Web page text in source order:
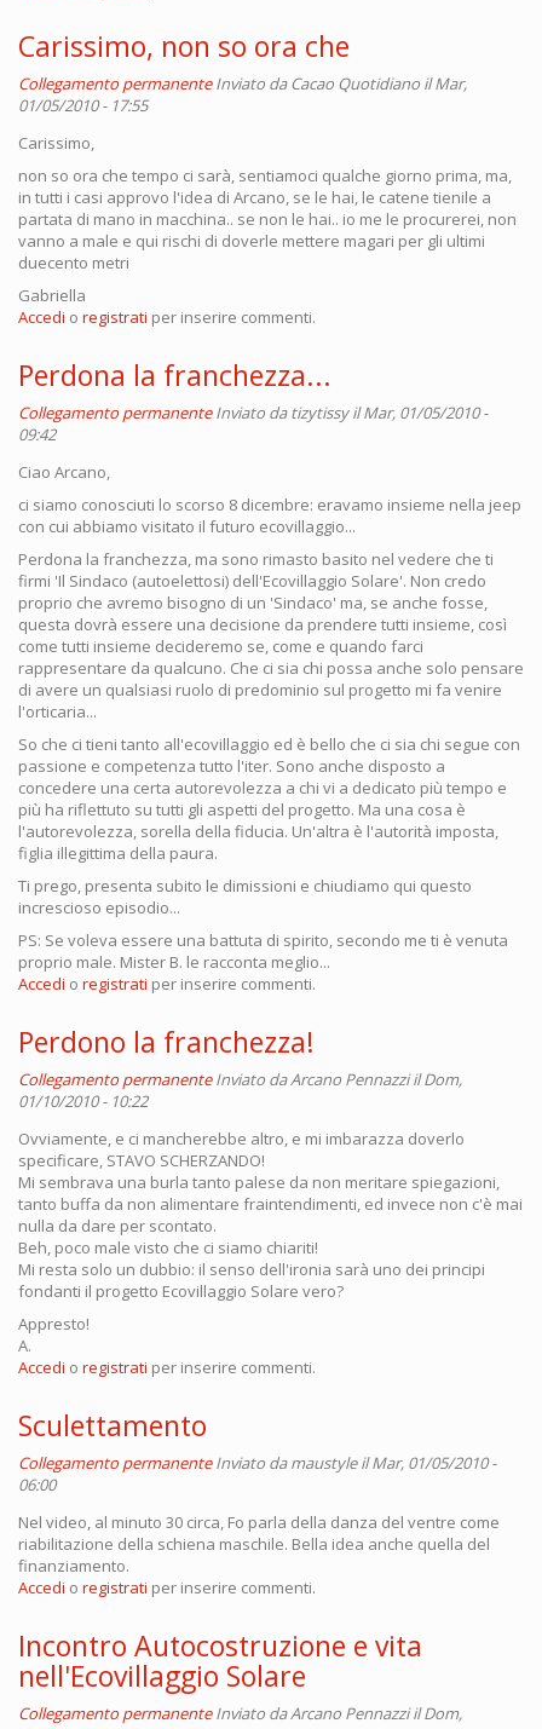
Carissimo, non so ora che
Collegamento permanente Inviato daCacao Quotidiano il Mar,
01/05/2010 - 17:55
Carissimo,
non so ora che tempo ci sarà, sentiamoci qualche giorno prima, ma,
in tutti i casi approvo l'idea di Arcano, se le hai, le catene tienile a
partata di mano in macchina.. se non le hai.. io me le procurerei, non
vanno a male e qui rischi di doverle mettere magari per gli ultimi
duecento metri
Gabriella
Accedi o registrati per inserire commenti.
Perdona la franchezza...
Collegamento permanente Inviato datizytissyil Mar, 01/05/2010 -
09:42
Ciao Arcano,
ci siamo conosciuti lo scorso 8 dicembre: eravamo insieme nella jeep
con cui abbiamo visitato il futuro ecovillaggio...
Perdona la franchezza, ma sono rimasto basito nel vedere che ti
firmi 'Il Sindaco (autoelettosi) dell'Ecovillaggio Solare'. Non credo
proprio che avremo bisogno di un 'Sindaco' ma, se anche fosse,
questa dovrà essere una decisione da prendere tutti insieme, così
come tutti insieme decideremo se, come e quando farci
rappresentare da qualcuno. Che ci sia chi possa anche solo pensare
di avere un qualsiasi ruolo di predominio sul progetto mi fa venire
l'orticaria...
So che ci tieni tanto all'ecovillaggio ed è bello che ci sia chi segue con
passione e competenza tutto l'iter. Sono anche disposto a
concedere una certa autorevolezza a chi vi a dedicato più tempo e
più ha riflettuto su tutti gli aspetti del progetto. Ma una cosa è
l'autorevolezza, sorella della fiducia. Un'altra è l'autorità imposta,
figlia illegittima della paura.
Ti prego, presenta subito le dimissioni e chiudiamo qui questo
increscioso episodio...
PS: Se voleva essere una battuta di spirito, secondo me ti è venuta
proprio male. Mister B. le racconta meglio...
Accedi o registrati per inserire commenti.
Perdono la franchezza!
Collegamento permanente Inviato daArcano Pennazziil Dom,
01/10/2010 - 10:22
Ovviamente, e ci mancherebbe altro, e mi imbarazza doverlo
specificare, STAVO SCHERZANDO!
Mi sembrava una burla tanto palese da non meritare spiegazioni,
tanto buffa da non alimentare fraintendimenti, ed invece non c'è mai
nulla da dare per scontato.
Beh, poco male visto che ci siamo chiariti!
Mi resta solo un dubbio: il senso dell'ironia sarà uno dei principi
fondanti il progetto Ecovillaggio Solare vero?
Appresto!
A.
Accedi o registrati per inserire commenti.
Sculettamento
Collegamento permanente Inviato damaustyleil Mar, 01/05/2010 -
06:00
Nel video, al minuto 30 circa, Fo parla della danza del ventre come
riabilitazione della schiena maschile. Bella idea anche quella del
finanziamento.
Accedi o registrati per inserire commenti.
Incontro Autocostruzione e vita
nell'Ecovillaggio Solare
Collegamento permanente Inviato daArcano Pennazziil Dom,